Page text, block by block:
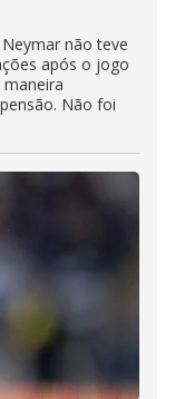
não teve
após o jogo
Não foi